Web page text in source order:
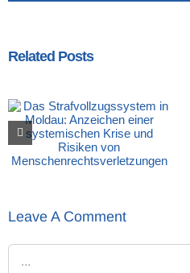
Related Posts
Leave A Comment
Comment